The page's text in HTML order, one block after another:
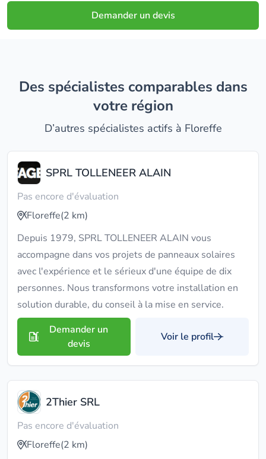
Demander un devis
Des spécialistes comparables dans
votre région
D’autres spécialistes actifs à Floreffe
SPRL TOLLENEER ALAIN
Pas encore d'évaluation
Floreffe(2 km)
Depuis 1979, SPRL TOLLENEER ALAIN vous
accompagne dans vos projets de panneaux solaires
avec l'expérience et le sérieux d'une équipe de dix
personnes. Nous transformons votre installation en
solution durable, du conseil à la mise en service.
Demander un
devis
Voir le profil
2Thier SRL
Pas encore d'évaluation
Floreffe(2 km)